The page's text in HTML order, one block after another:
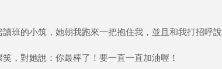
班的小筑，她朝我跑來一把抱住我，並且和我打招呼
，對她說：你最棒了！要一直一直加油喔！